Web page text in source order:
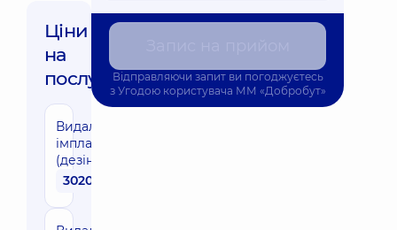
Ціни
на
послуги:
Видалення
імпланту просте
(дезінтегрованого)
3020 грн
Відправляючи запит ви погоджуєтесь
з Угодою користувача ММ «Добробут»